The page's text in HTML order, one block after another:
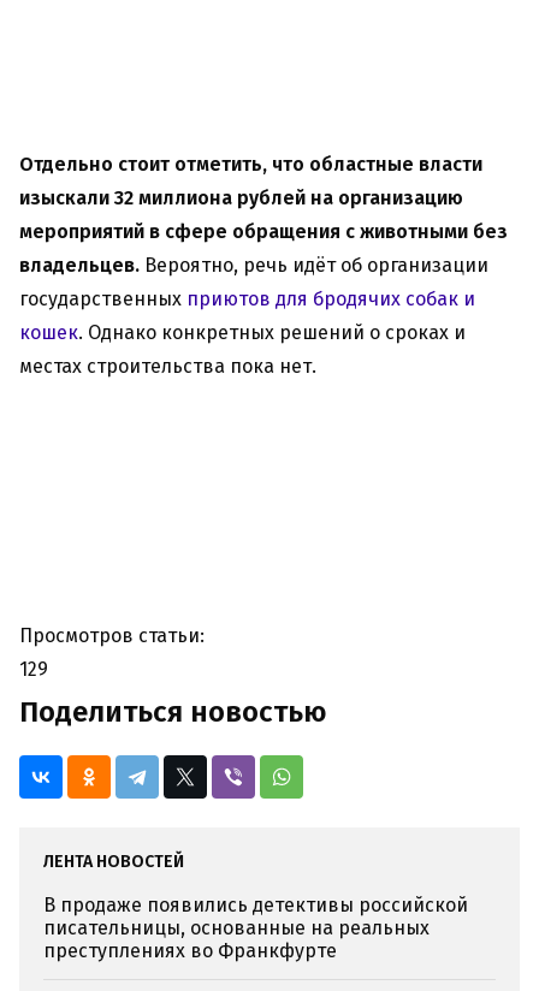
Отдельно стоит отметить, что областные власти
изыскали 32 миллиона рублей на организацию
мероприятий в сфере обращения с животными без
владельцев. Вероятно, речь идёт об организации
государственных приютов для бродячих собак и
кошек. Однако конкретных решений о сроках и
местах строительства пока нет.
Просмотров статьи:
129
Поделиться новостью
ЛЕНТА НОВОСТЕЙ
В продаже появились детективы российской
писательницы, основанные на реальных
преступлениях во Франкфурте